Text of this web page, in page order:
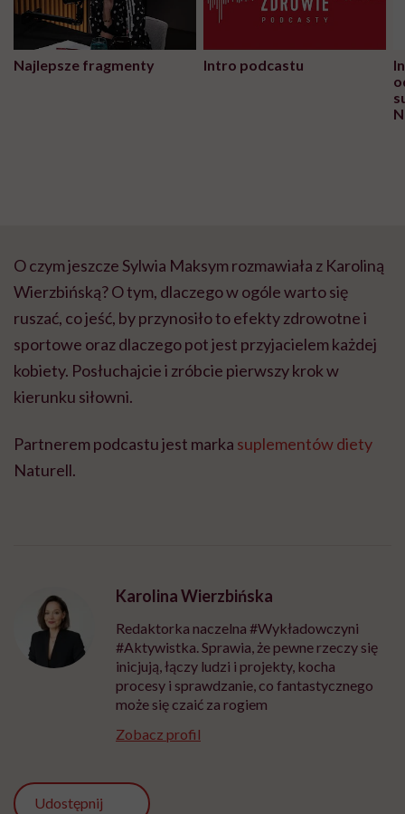
Najlepsze fragmenty Intro podcastu
O czym jeszcze Sylwia Maksym rozmawiała z Karoliną
Wierzbińską? O tym, dlaczego w ogóle warto się
ruszać, co jeść, by przynosiło to efekty zdrowotne i
sportowe oraz dlaczego pot jest przyjacielem każdej
kobiety. Posłuchajcie i zróbcie pierwszy krok w
kierunku siłowni.
Partnerem podcastu jest marka suplementów diety
Naturell.
Karolina Wierzbińska
Redaktorka naczelna #Wykładowczyni
#Aktywistka. Sprawia, że pewne rzeczy się
inicjują, łączy ludzi i projekty, kocha
procesy i sprawdzanie, co fantastycznego
może się czaić za rogiem
Zobacz profil
Udostępnij